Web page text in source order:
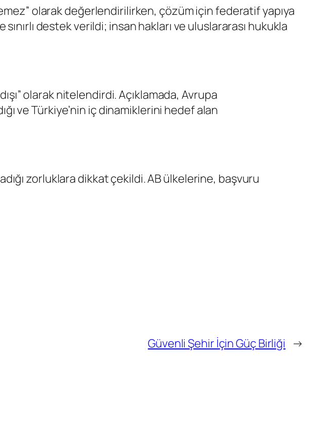
olarak değerlendirilirken, çözüm için federatif yapıya
destek verildi; insan hakları ve uluslararası hukukla
olarak nitelendirdi. Açıklamada, Avrupa
ve Türkiye’nin iç dinamiklerini hedef alan
zorluklara dikkat çekildi. AB ülkelerine, başvuru
Güvenli Şehir İçin Güç Birliği →